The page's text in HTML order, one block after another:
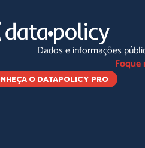
Dados e informações
O DATAPOLICY PRO